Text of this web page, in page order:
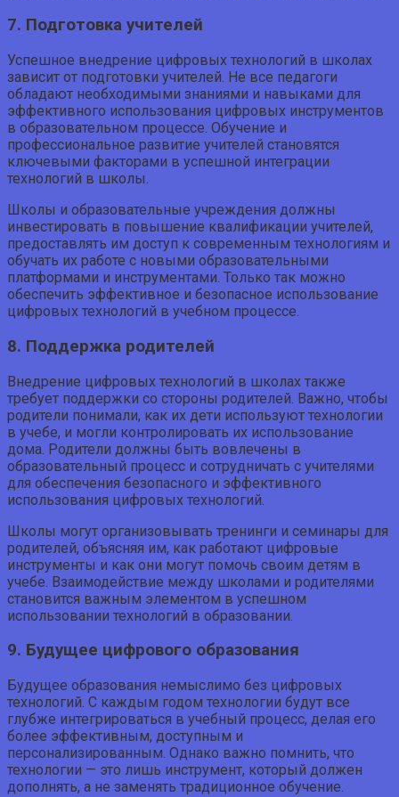
7. Подготовка учителей
Успешное внедрение цифровых технологий в школах
зависит от подготовки учителей. Не все педагоги
обладают необходимыми знаниями и навыками для
эффективного использования цифровых инструментов
в образовательном процессе. Обучение и
профессиональное развитие учителей становятся
ключевыми факторами в успешной интеграции
технологий в школы.
Школы и образовательные учреждения должны
инвестировать в повышение квалификации учителей,
предоставлять им доступ к современным технологиям и
обучать их работе с новыми образовательными
платформами и инструментами. Только так можно
обеспечить эффективное и безопасное использование
цифровых технологий в учебном процессе.
8. Поддержка родителей
Внедрение цифровых технологий в школах также
требует поддержки со стороны родителей. Важно, чтобы
родители понимали, как их дети используют технологии
в учебе, и могли контролировать их использование
дома. Родители должны быть вовлечены в
образовательный процесс и сотрудничать с учителями
для обеспечения безопасного и эффективного
использования цифровых технологий.
Школы могут организовывать тренинги и семинары для
родителей, объясняя им, как работают цифровые
инструменты и как они могут помочь своим детям в
учебе. Взаимодействие между школами и родителями
становится важным элементом в успешном
использовании технологий в образовании.
9. Будущее цифрового образования
Будущее образования немыслимо без цифровых
технологий. С каждым годом технологии будут все
глубже интегрироваться в учебный процесс, делая его
более эффективным, доступным и
персонализированным. Однако важно помнить, что
технологии — это лишь инструмент, который должен
дополнять, а не заменять традиционное обучение.